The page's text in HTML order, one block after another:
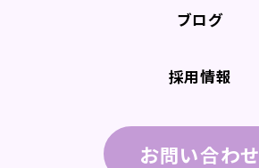
ブログ
採用情報
お問い合わせ